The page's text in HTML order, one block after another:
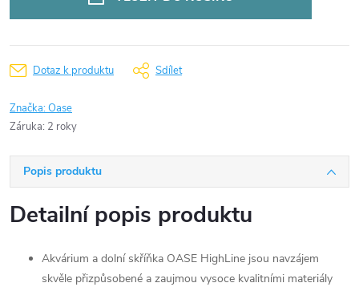
Dotaz k produktu Sdílet
Značka:Oase
Záruka: 2 roky
Popis produktu
Detailní popis produktu
Akvárium a dolní skříňka OASE HighLine jsou navzájem
skvěle přizpůsobené a zaujmou vysoce kvalitními materiály